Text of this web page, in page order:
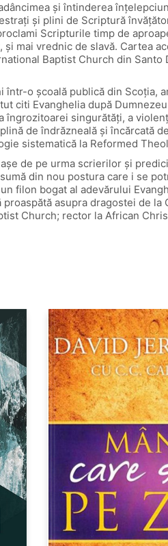
și întinderea
și plini de Scriptură
Scripturile timp de
mai vrednic de slavă. Cartea
Baptist Church din
într-o școală publică din
citi Evanghelia după
îngrozitoarei singurătăți, a
de îndrăzneală și încărcată
sistematică la Reformed
de pe urma scrierilor și
din nou postura care i se
filon bogat al adevărului
asupra dragostei de
Church; rector la African